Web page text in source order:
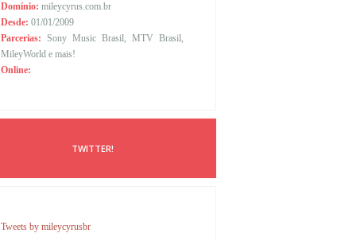
Domínio: mileycyrus.com.br
Desde: 01/01/2009
Parcerias: Sony Music Brasil, MTV Brasil,
MileyWorld e mais!
Online:
TWITTER!
Tweets by mileycyrusbr